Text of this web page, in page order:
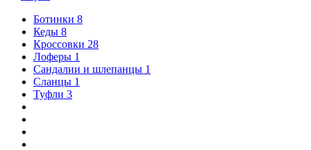
Ботинки 8
Кеды 8
Кроссовки 28
Лоферы 1
Сандалии и шлепанцы 1
Сланцы 1
Туфли 3